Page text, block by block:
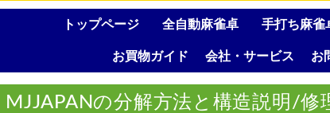
トップページ 全自動麻雀卓 手打ち麻雀
お買物ガイド 会社・サービス お
MJJAPANの分解方法と構造説明/修